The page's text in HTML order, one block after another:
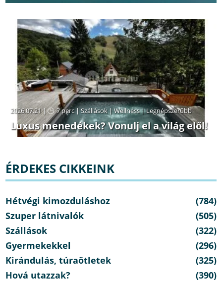
2026.07.21 | 7 perc|Szállások|Wellness|Legnépszerűbb
Luxus menedékek? Vonulj el a világ elől!
ÉRDEKES CIKKEINK
Hétvégi kimozduláshoz
(784)
Szuper látnivalók
(505)
Szállások
(322)
Gyermekekkel
(296)
Kirándulás, túraötletek
(325)
Hová utazzak?
(390)